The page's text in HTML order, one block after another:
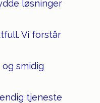
løsninger
Vi forstår
smidig
tjeneste